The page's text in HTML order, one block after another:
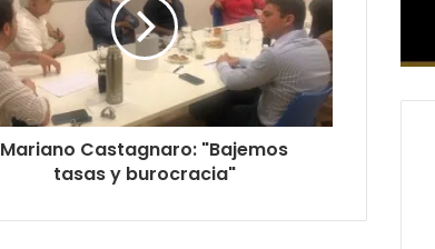
Mariano Castagnaro: "Bajemos
tasas y burocracia"